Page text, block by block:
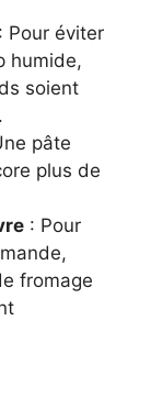
: Pour éviter
humide,
soient
pâte
plus de
: Pour
fromage